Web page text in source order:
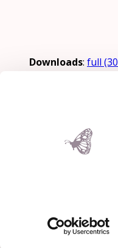
Downloads: full
Back To Top